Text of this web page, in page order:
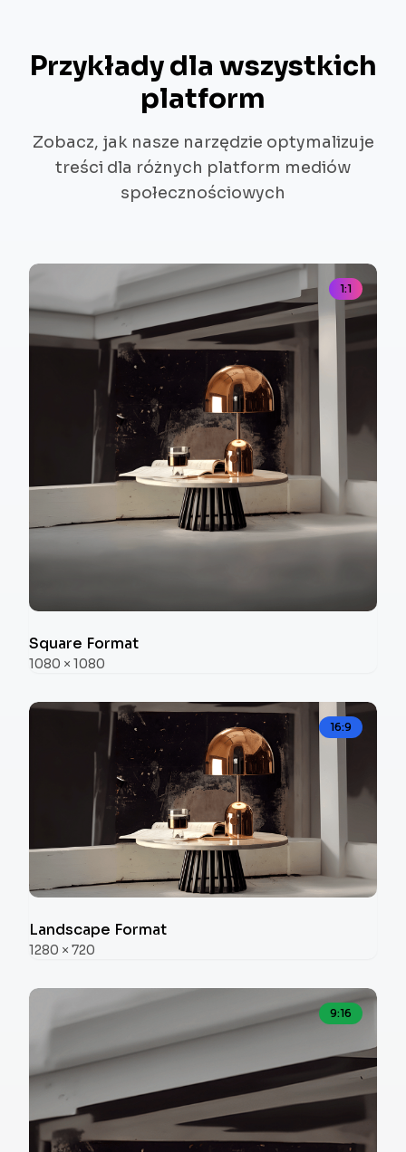
Przykłady dla wszystkich
platform
Zobacz, jak nasze narzędzie optymalizuje
treści dla różnych platform mediów
społecznościowych
1:1
Square Format
1080 × 1080
16:9
Landscape Format
1280 × 720
9:16